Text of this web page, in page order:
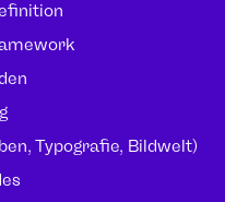
Typografie, Bildwelt)